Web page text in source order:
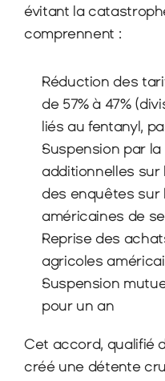
évitant la
comprennent :
Réduction des
de 57% à 47%
liés au fentanyl,
Suspension par
additionnelles
des enquêtes sur
américaines de
Reprise des
agricoles
Suspension
pour un an
Cet accord, qualifié
créé une détente